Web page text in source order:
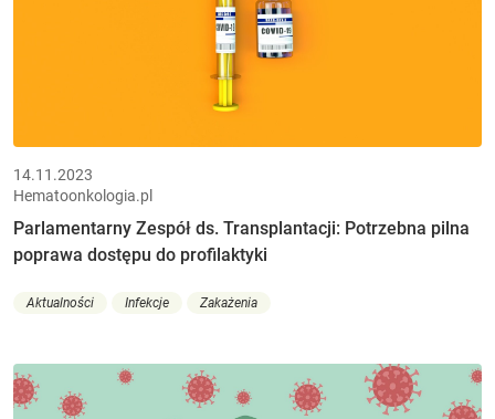
14.11.2023
Hematoonkologia.pl
Parlamentarny Zespół ds. Transplantacji: Potrzebna pilna
poprawa dostępu do profilaktyki
Aktualności Infekcje Zakażenia